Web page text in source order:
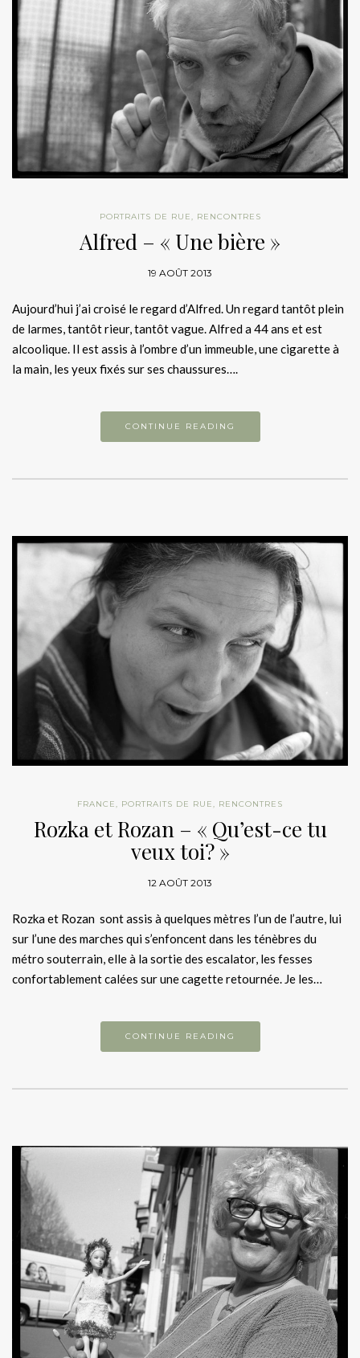
PORTRAITS DE RUE, RENCONTRES
Alfred – « Une bière »
19 AOÛT 2013
Aujourd’hui j’ai croisé le regard d’Alfred. Un regard tantôt plein
de larmes, tantôt rieur, tantôt vague. Alfred a 44 ans et est
alcoolique. Il est assis à l’ombre d’un immeuble, une cigarette à
la main, les yeux fixés sur ses chaussures….
CONTINUE READING
FRANCE, PORTRAITS DE RUE, RENCONTRES
Rozka et Rozan – « Qu’est-ce tu
veux toi? »
12 AOÛT 2013
Rozka et Rozan sont assis à quelques mètres l’un de l’autre, lui
sur l’une des marches qui s’enfoncent dans les ténèbres du
métro souterrain, elle à la sortie des escalator, les fesses
confortablement calées sur une cagette retournée. Je les…
CONTINUE READING